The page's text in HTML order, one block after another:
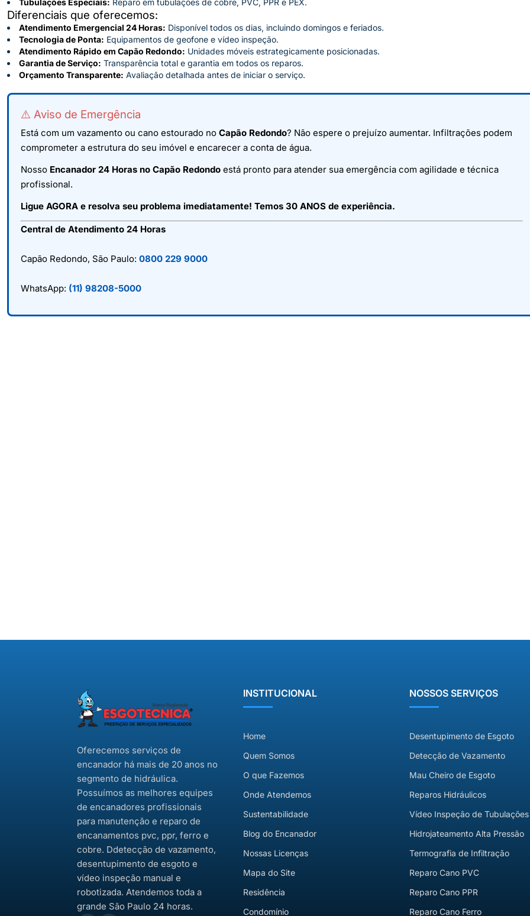
Tubulações Especiais: Reparo em tubulações de cobre, PVC, PPR e PEX.
Diferenciais que oferecemos:
Atendimento Emergencial 24 Horas: Disponível todos os dias, incluindo domingos e feriados.
Tecnologia de Ponta: Equipamentos de geofone e vídeo inspeção.
Atendimento Rápido em Capão Redondo: Unidades móveis estrategicamente posicionadas.
Garantia de Serviço: Transparência total e garantia em todos os reparos.
Orçamento Transparente: Avaliação detalhada antes de iniciar o serviço.
⚠️ Aviso de Emergência
Está com um vazamento ou cano estourado no Capão Redondo? Não espere o prejuízo aumentar. Infiltrações podem
comprometer a estrutura do seu imóvel e encarecer a conta de água.
Nosso Encanador 24 Horas no Capão Redondo está pronto para atender sua emergência com agilidade e técnica
profissional.
Ligue AGORA e resolva seu problema imediatamente! Temos 30 ANOS de experiência.
Central de Atendimento 24 Horas
Capão Redondo, São Paulo: 0800 229 9000
WhatsApp: (11) 98208-5000
Oferecemos serviços de
encanador há mais de 20 anos no
segmento de hidráulica.
Possuímos as melhores equipes
de encanadores profissionais
para manutenção e reparo de
encanamentos pvc, ppr, ferro e
cobre. Ddetecção de vazamento,
desentupimento de esgoto e
vídeo inspeção manual e
robotizada. Atendemos toda a
grande São Paulo 24 horas.
INSTITUCIONAL
Home
Quem Somos
O que Fazemos
Onde Atendemos
Sustentabilidade
Blog do Encanador
Nossas Licenças
Mapa do Site
Residência
Condomínio
NOSSOS SERVIÇOS
Desentupimento de Esgoto
Detecção de Vazamento
Mau Cheiro de Esgoto
Reparos Hidráulicos
Vídeo Inspeção de Tubulações
Hidrojateamento Alta Pressão
Termografia de Infiltração
Reparo Cano PVC
Reparo Cano PPR
Reparo Cano Ferro